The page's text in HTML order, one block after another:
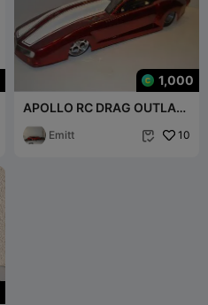
1,000
APOLLO RC DRAG OUTLAW
Emitt  10